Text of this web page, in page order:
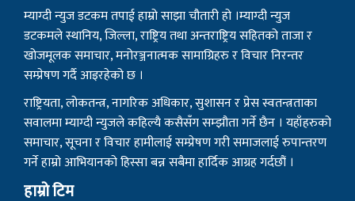
म्याग्दी न्युज डटकम तपाई हाम्रो साझा चौतारी हो ।म्याग्दी न्युज
डटकमले स्थानिय, जिल्ला, राष्ट्रिय तथा अन्तराष्ट्रिय सहितको ताजा र
खोजमूलक समाचार, मनोरञ्जनात्मक सामाग्रिहरु र विचार निरन्तर
सम्प्रेषण गर्दै आइरहेको छ ।
राष्ट्रियता, लोकतन्त्र, नागरिक अधिकार, सुशासन र प्रेस स्वतन्त्रताका
सवालमा म्याग्दी न्युजले कहिल्यै कसैसँग सम्झौता गर्ने छैन । यहाँहरुको
समाचार, सूचना र विचार हामीलाई सम्प्रेषण गरी समाजलाई रुपान्तरण
गर्ने हाम्रो आभियानको हिस्सा बन्न सबैमा हार्दिक आग्रह गर्दछौं ।
हाम्रो टिम